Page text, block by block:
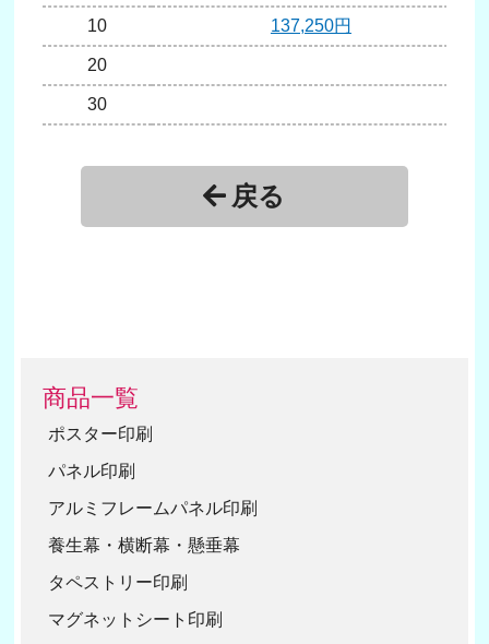
10 137,250円
20
30
戻る
商品一覧
ポスター印刷
パネル印刷
アルミフレームパネル印刷
養生幕・横断幕・懸垂幕
タペストリー印刷
マグネットシート印刷